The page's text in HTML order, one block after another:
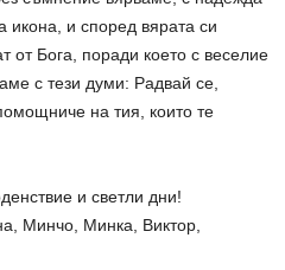
икона, и според вярата си
от Бога, поради което с веселие
с тези думи: Радвай се,
на тия, които те
и светли дни!
Минчо, Минка, Виктор,